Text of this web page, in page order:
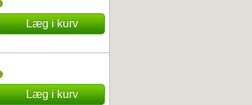
Læg i kurv
Læg i kurv